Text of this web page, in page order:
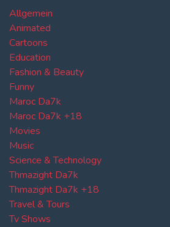
Allgemein
Animated
Cartoons
Education
Fashion & Beauty
Funny
Maroc Da7k
Maroc Da7k +18
Movies
Music
Science & Technology
Thmazight Da7k
Thmazight Da7k +18
Travel & Tours
Tv Shows